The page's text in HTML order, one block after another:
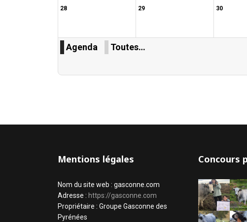
28 29 30
Agenda Toutes…
Mentions légales
Nom du site web : gasconne.com
Adresse : https://gasconne.com
Propriétaire : Groupe Gasconne des
Pyrénées
Concours